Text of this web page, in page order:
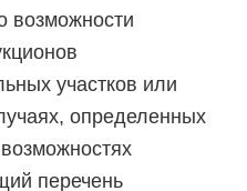
возможности
участков или
определенных
перечень